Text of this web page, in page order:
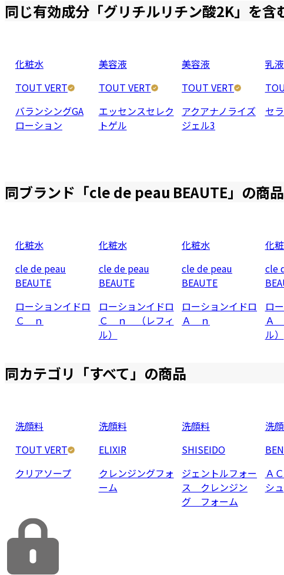
同じ有効成分「グリチルリチン酸2K」を含
化粧水
TOUT VERT
バランシングGA
ローション
美容液
TOUT VERT
エッセンスセレク
トゲル
美容液
TOUT VERT
アクアナノライズ
ジェル3
乳液
セ
同ブランド「cle de peau BEAUTE」の商品
化粧水
cle de peau
BEAUTE
ローションイドロ
Ｃ ｎ
化粧水
cle de peau
BEAUTE
ローションイドロ
Ｃ ｎ （レフィ
ル）
化粧水
cle de peau
BEAUTE
ローションイドロ
Ａ ｎ
化
cle
ロ
Ａ
ル）
同カテゴリ「すべて 」の商品
洗顔料
TOUT VERT
クリアソープ
洗顔料
ELIXIR
クレンジングフォ
ーム
洗顔料
SHISEIDO
ジェントルフォー
ス クレンジン
グ フォーム
洗
Ａ
シュ